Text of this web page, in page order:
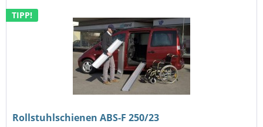
TIPP!
Rollstuhlschienen ABS-F 250/23